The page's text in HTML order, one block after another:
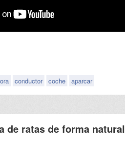
conductor coche aparcar
de ratas de forma natural